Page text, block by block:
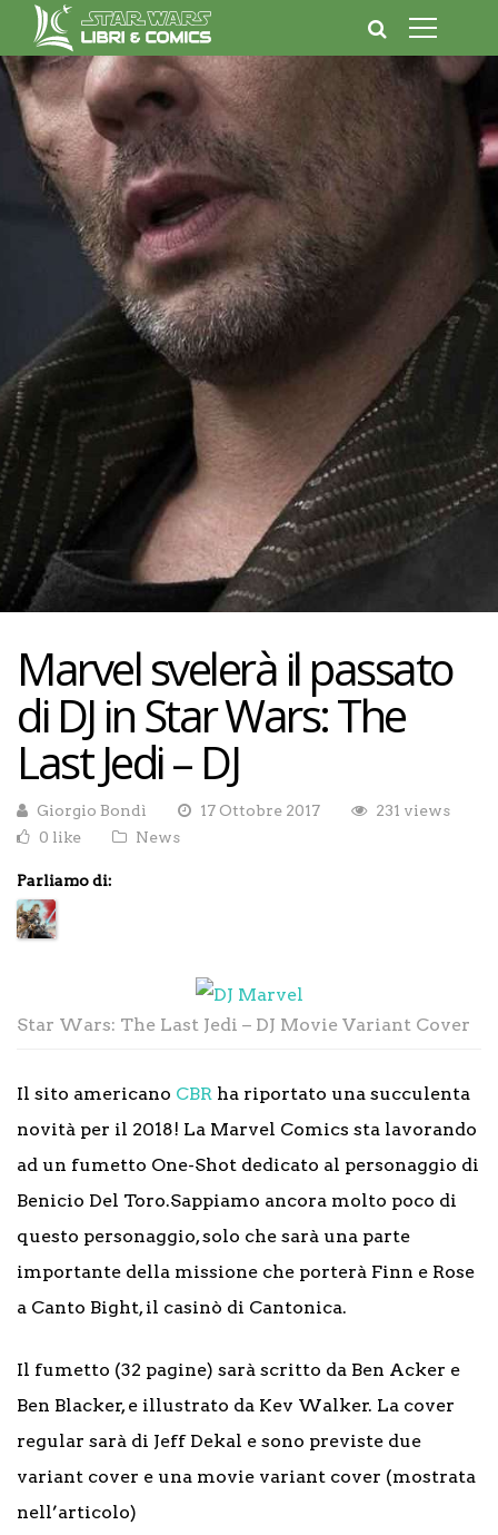
Marvel svelerà il passato
di DJ in Star Wars: The
Last Jedi – DJ
Giorgio Bondì 17 Ottobre 2017
231 views
0 like
News
Parliamo di:
Star Wars: The Last Jedi – DJ Movie Variant Cover
Il sito americano CBR ha riportato una succulenta
novità per il 2018! La Marvel Comics sta lavorando
ad un fumetto One-Shot dedicato al personaggio di
Benicio Del Toro.Sappiamo ancora molto poco di
questo personaggio, solo che sarà una parte
importante della missione che porterà Finn e Rose
a Canto Bight, il casinò di Cantonica.
Il fumetto (32 pagine) sarà scritto da Ben Acker e
Ben Blacker, e illustrato da Kev Walker. La cover
regular sarà di Jeff Dekal e sono previste due
variant cover e una movie variant cover (mostrata
nell’articolo)